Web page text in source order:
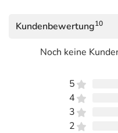
Kundenbewertung10
Noch keine
5
4
3
2